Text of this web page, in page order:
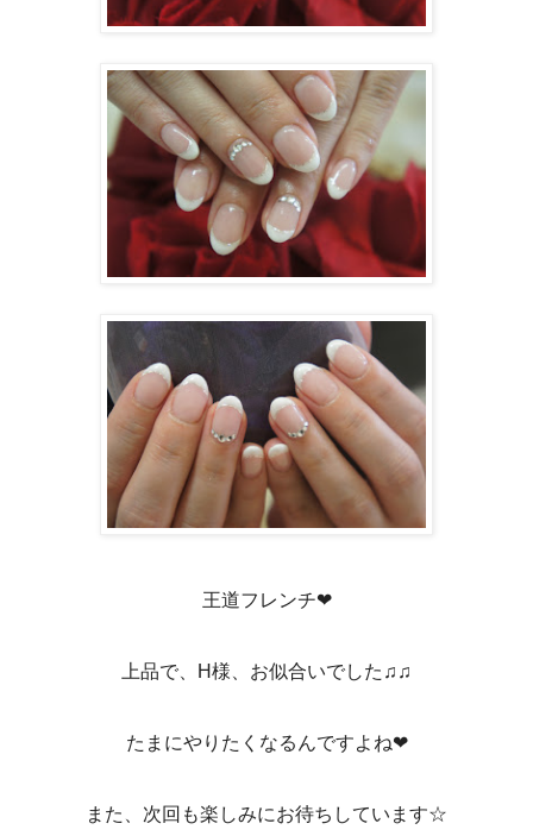
王道フレンチ❤
上品で、H様、お似合いでした♫♫
たまにやりたくなるんですよね❤
また、次回も楽しみにお待ちしています☆